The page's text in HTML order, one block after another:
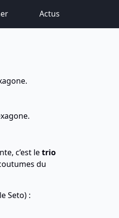
Actus
c’est letrio
du
Seto) :